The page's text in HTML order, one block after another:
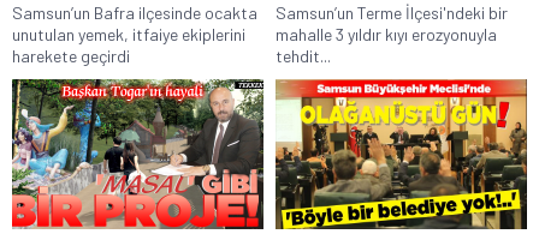
Samsun’un Bafra ilçesinde ocakta
unutulan yemek, itfaiye ekiplerini
harekete geçirdi
Samsun’un Terme İlçesi'ndeki bir
mahalle 3 yıldır kıyı erozyonuyla
tehdit...